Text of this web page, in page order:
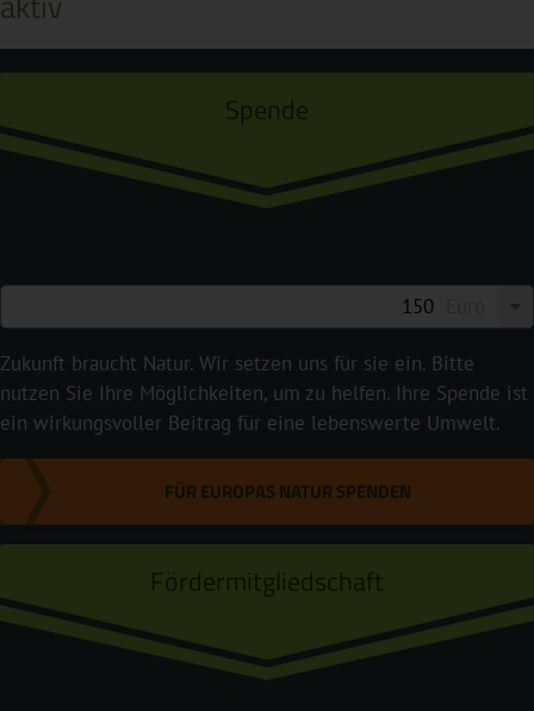
Spende
Zukunft braucht Natur. Wir setzen uns für sie ein. Bitte
nutzen Sie Ihre Möglichkeiten, um zu helfen. Ihre Spende ist
ein wirkungsvoller Beitrag für eine lebenswerte Umwelt.
FÜR EUROPAS NATUR SPENDEN
Fördermitgliedschaft